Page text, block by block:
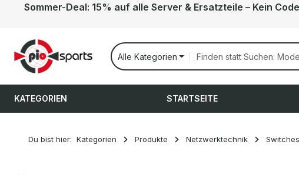
Hauptinhalt springen
Zur Suche springen
Zur Hauptnavigation springen
Sommer-Deal: 15% auf alle Server & Ersatzteile – Kein
Alle Kategorien
KATEGORIEN STARTSEITE
Du bist hier: Kategorien Produkte Netzwerktechnik Switches